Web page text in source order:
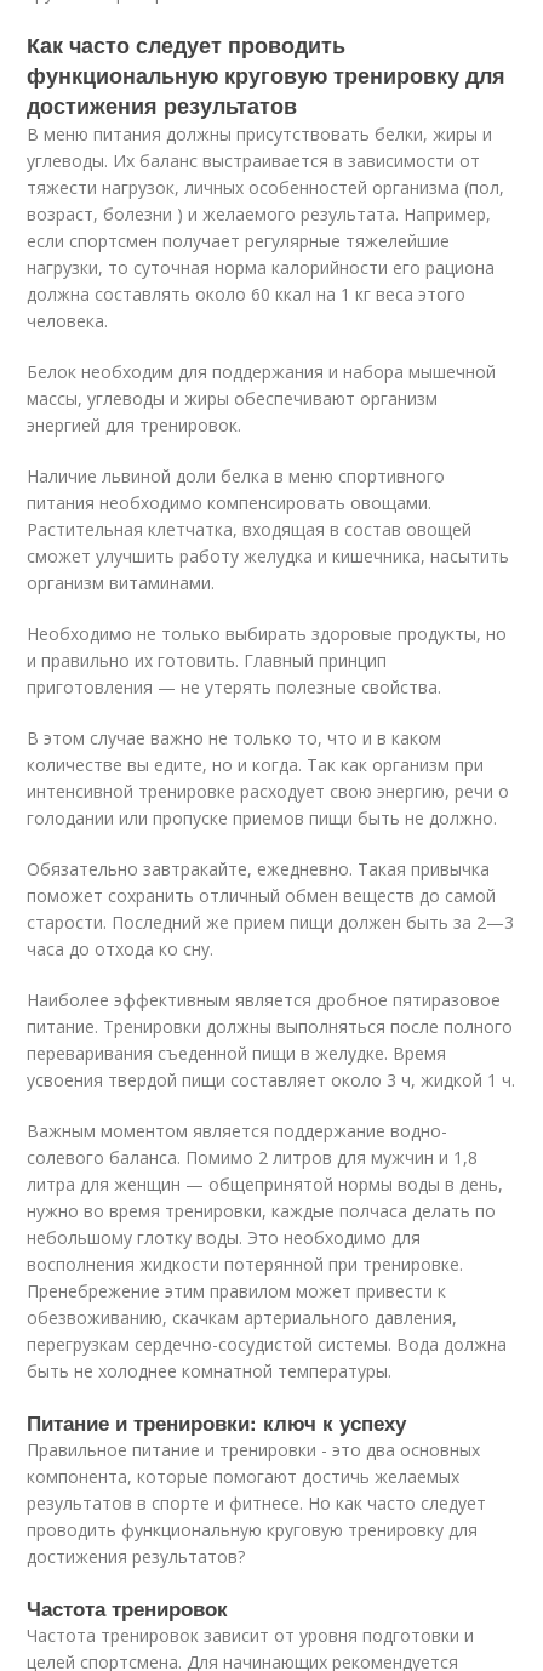
Как часто следует проводить
функциональную круговую тренировку для
достижения результатов
В меню питания должны присутствовать белки, жиры и
углеводы. Их баланс выстраивается в зависимости от
тяжести нагрузок, личных особенностей организма (пол,
возраст, болезни ) и желаемого результата. Например,
если спортсмен получает регулярные тяжелейшие
нагрузки, то суточная норма калорийности его рациона
должна составлять около 60 ккал на 1 кг веса этого
человека.
Белок необходим для поддержания и набора мышечной
массы, углеводы и жиры обеспечивают организм
энергией для тренировок.
Наличие львиной доли белка в меню спортивного
питания необходимо компенсировать овощами.
Растительная клетчатка, входящая в состав овощей
сможет улучшить работу желудка и кишечника, насытить
организм витаминами.
Необходимо не только выбирать здоровые продукты, но
и правильно их готовить. Главный принцип
приготовления — не утерять полезные свойства.
В этом случае важно не только то, что и в каком
количестве вы едите, но и когда. Так как организм при
интенсивной тренировке расходует свою энергию, речи о
голодании или пропуске приемов пищи быть не должно.
Обязательно завтракайте, ежедневно. Такая привычка
поможет сохранить отличный обмен веществ до самой
старости. Последний же прием пищи должен быть за 2—3
часа до отхода ко сну.
Наиболее эффективным является дробное пятиразовое
питание. Тренировки должны выполняться после полного
переваривания съеденной пищи в желудке. Время
усвоения твердой пищи составляет около 3 ч, жидкой 1 ч.
Важным моментом является поддержание водно-
солевого баланса. Помимо 2 литров для мужчин и 1,8
литра для женщин — общепринятой нормы воды в день,
нужно во время тренировки, каждые полчаса делать по
небольшому глотку воды. Это необходимо для
восполнения жидкости потерянной при тренировке.
Пренебрежение этим правилом может привести к
обезвоживанию, скачкам артериального давления,
перегрузкам сердечно-сосудистой системы. Вода должна
быть не холоднее комнатной температуры.
Питание и тренировки: ключ к успеху
Правильное питание и тренировки - это два основных
компонента, которые помогают достичь желаемых
результатов в спорте и фитнесе. Но как часто следует
проводить функциональную круговую тренировку для
достижения результатов?
Частота тренировок
Частота тренировок зависит от уровня подготовки и
целей спортсмена. Для начинающих рекомендуется